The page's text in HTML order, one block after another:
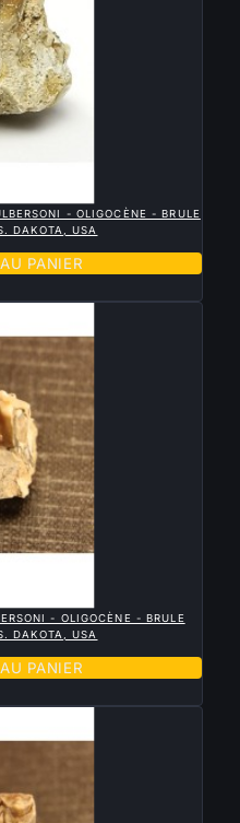
- OLIGOCÈNE - BRULE
DAKOTA, USA
PANIER
- OLIGOCÈNE - BRULE
DAKOTA, USA
PANIER